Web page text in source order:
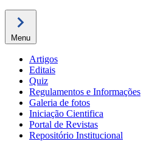
Menu
Artigos
Editais
Quiz
Regulamentos e Informações
Galeria de fotos
Iniciação Cientifica
Portal de Revistas
Repositório Institucional